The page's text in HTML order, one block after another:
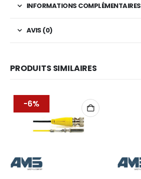
INFORMATIONS COMPLÉMENTAIRES
AVIS (0)
PRODUITS SIMILAIRES